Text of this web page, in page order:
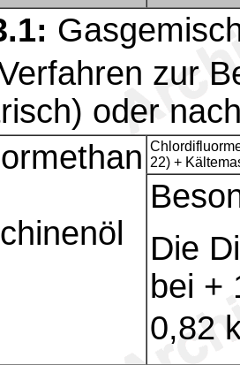
zur
oder
22) +
Die
bei +
0,82